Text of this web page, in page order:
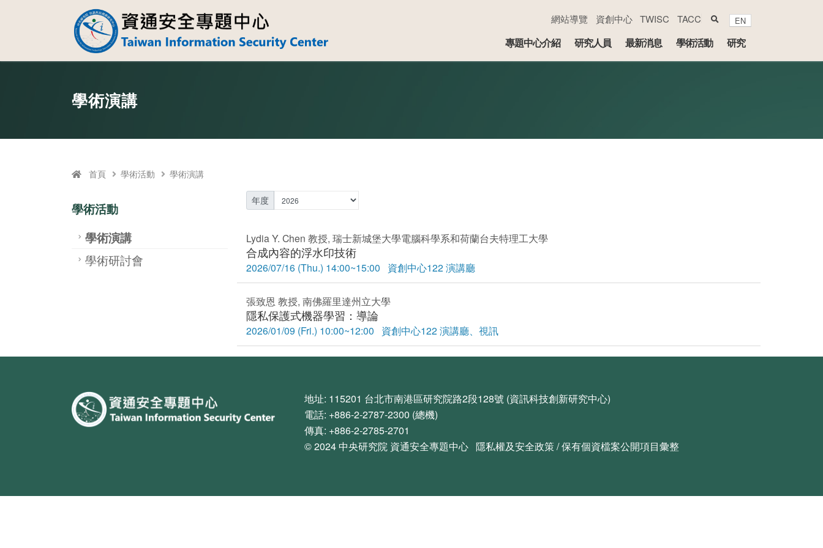
跳至中央區塊/Main Content
資通安全專題中心
專題中心介紹 研究人員 最新消息 學術活動 研究
網站導覽 資創中心 TWISC TACC searchEN
學術演講
首頁 學術活動 學術演講
學術活動
學術演講
學術研討會
年度
Lydia Y. Chen 教授, 瑞士新城堡大學電腦科學系和荷蘭台夫特理工大學
合成內容的浮水印技術
2026/07/16 (Thu.) 14:00~15:00 資創中心122 演講廳
張致恩 教授, 南佛羅里達州立大學
隱私保護式機器學習：導論
2026/01/09 (Fri.) 10:00~12:00 資創中心122 演講廳、視訊
:::
地址: 115201 台北市南港區研究院路2段128號 (資訊科技創新研究中心)
電話: +886-2-2787-2300 (總機)
傳真: +886-2-2785-2701
© 2024 中央研究院 資通安全專題中心 隱私權及安全政策/保有個資檔案公開項目彙整